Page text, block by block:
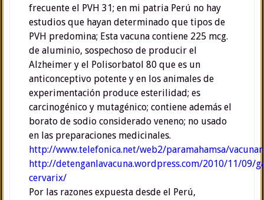
frecuente el PVH 31; en mi patria Perú no hay
estudios que hayan determinado que tipos de
PVH predomina; Esta vacuna contiene 225 mcg.
de aluminio, sospechoso de producir el
Alzheimer y el Polisorbatol 80 que es un
anticonceptivo potente y en los animales de
experimentación produce esterilidad; es
carcinogénico y mutagénico; contiene además el
borato de sodio considerado veneno; no usado
en las preparaciones medicinales.
http://www.telefonica.net/web2/paramahamsa/
http://detenganlavacuna.wordpress.com/2010/11/09/
cervarix/
Por las razones expuesta desde el Perú,